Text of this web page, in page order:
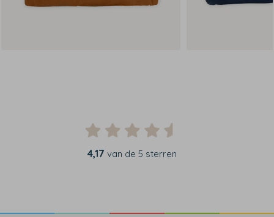
4,17 van de 5 sterren